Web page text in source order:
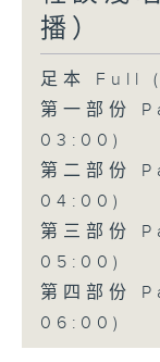
播）
足本 Full
第一部份
03:00)
第二部份
04:00)
第三部份
05:00)
第四部份
06:00)